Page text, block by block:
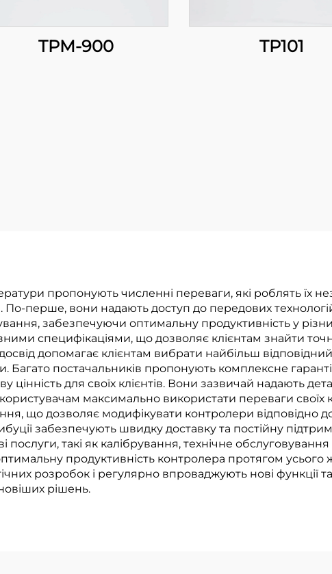
TPM-900 TP101
пропонують численні переваги, які роблять їх
перше, вони надають доступ до передових
забезпечуючи оптимальну продуктивність у
специфікаціями, що дозволяє клієнтам знайти
допомагає клієнтам вибрати найбільш
Багато постачальників пропонують комплексне
цінність для своїх клієнтів. Вони зазвичай надають
максимально використати переваги своїх
що дозволяє модифікувати контролери відповідно
забезпечують швидку доставку та постійну
послуги, такі як калібрування, технічне
продуктивність контролера протягом усього
розробок і регулярно впроваджують нові функції
рішень.